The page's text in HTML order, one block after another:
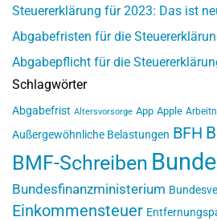
Steuererklärung für 2023: Das ist
Abgabefristen für die
Abgabepflicht für die
Schlagwörter
Abgabefrist Altersvorsorge App Apple
Außergewöhnliche Belastungen BFH
BMF-Schreiben
Bundesfinanzministerium
Einkommensteuer